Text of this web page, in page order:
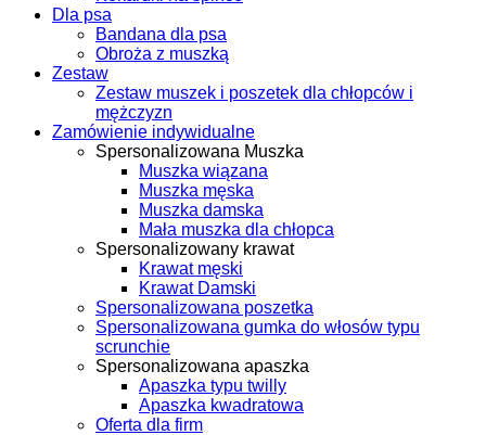
Dla psa
Bandana dla psa
Obroża z muszką
Zestaw
Zestaw muszek i poszetek dla chłopców i
mężczyzn
Zamówienie indywidualne
Spersonalizowana Muszka
Muszka wiązana
Muszka męska
Muszka damska
Mała muszka dla chłopca
Spersonalizowany krawat
Krawat męski
Krawat Damski
Spersonalizowana poszetka
Spersonalizowana gumka do włosów typu
scrunchie
Spersonalizowana apaszka
Apaszka typu twilly
Apaszka kwadratowa
Oferta dla firm